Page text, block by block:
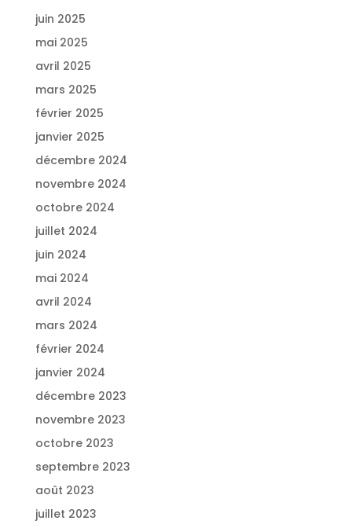
juin 2025
mai 2025
avril 2025
mars 2025
février 2025
janvier 2025
décembre 2024
novembre 2024
octobre 2024
juillet 2024
juin 2024
mai 2024
avril 2024
mars 2024
février 2024
janvier 2024
décembre 2023
novembre 2023
octobre 2023
septembre 2023
août 2023
juillet 2023